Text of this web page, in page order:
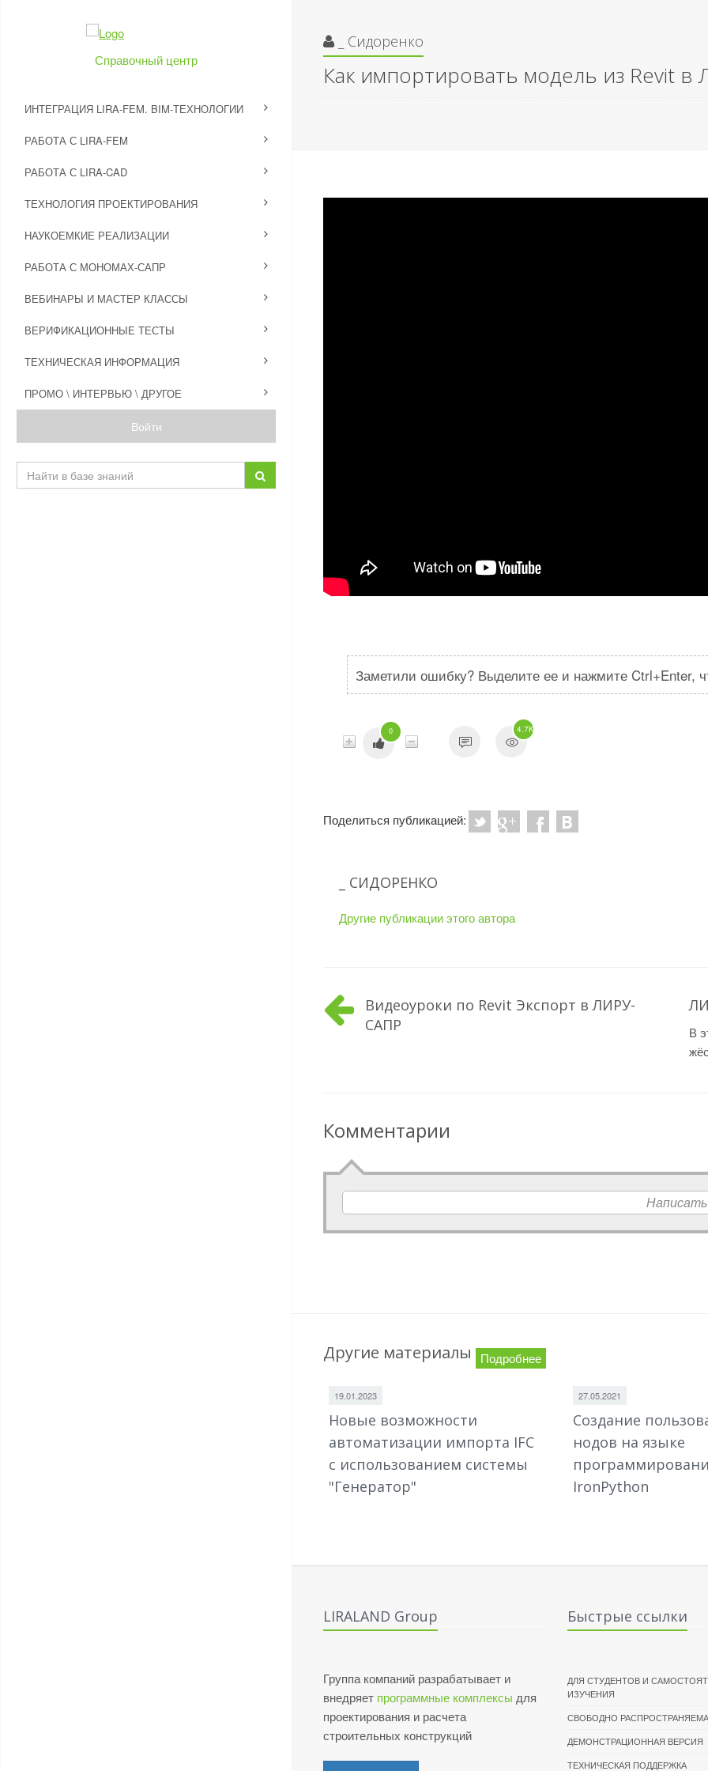
Справочный центр
ИНТЕГРАЦИЯ LIRA-FEM. BIM-ТЕХНОЛОГИИ
РАБОТА С LIRA-FEM
РАБОТА С LIRA-CAD
ТЕХНОЛОГИЯ ПРОЕКТИРОВАНИЯ
НАУКОЕМКИЕ РЕАЛИЗАЦИИ
РАБОТА С МОНОМАХ-САПР
ВЕБИНАРЫ И МАСТЕР КЛАССЫ
ВЕРИФИКАЦИОННЫЕ ТЕСТЫ
ТЕХНИЧЕСКАЯ ИНФОРМАЦИЯ
ПРОМО \ ИНТЕРВЬЮ \ ДРУГОЕ
Войти
_ Сидоренко
Как импортировать модель из Revit
Заметили ошибку? Выделите ее и нажмите Ctrl+Enter,
0 4.7K
Поделиться публикацией:
_ СИДОРЕНКО
Другие публикации этого автора
Видеоуроки по Revit Экспорт в ЛИРУ-
САПР
В
Комментарии
Написать
Другие материалы Подробнее
19.01.2023
Новые возможности
автоматизации импорта IFC
с использованием системы
"Генератор"
27.05.2021
Создание
нодов на языке
IronPython
LIRALAND Group
Группа компаний разрабатывает и
внедряет программные комплексы для
проектирования и расчета
строительных конструкций
Быстрые ссылки
ДЛЯ СТУДЕНТОВ И
ИЗУЧЕНИЯ
СВОБОДНО
ДЕМОНСТРАЦИОННАЯ ВЕРСИЯ
ТЕХНИЧЕСКАЯ ПОДДЕРЖКА